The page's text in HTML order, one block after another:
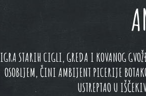
IGRA STARIH CIGLI, GREDA I KOVANOG
OSOBLJEM, ČINI AMBIJENT PICERIJE
USTREPTAO U